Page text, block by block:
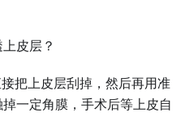
皮层？
把上皮层刮掉，然后再用准
一定角膜，手术后等上皮自